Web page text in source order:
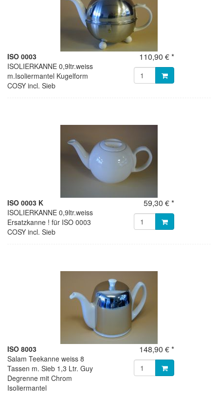
ISO 0003
ISOLIERKANNE 0,9ltr.weiss
m.Isoliermantel Kugelform
COSY incl. Sieb
110,90 € *
ISO 0003 K
ISOLIERKANNE 0,9ltr.weiss
Ersatzkanne ! für ISO 0003
COSY incl. Sieb
59,30 € *
ISO 8003
Salam Teekanne weiss 8
Tassen m. Sieb 1,3 Ltr. Guy
Degrenne mit Chrom
Isoliermantel
148,90 € *